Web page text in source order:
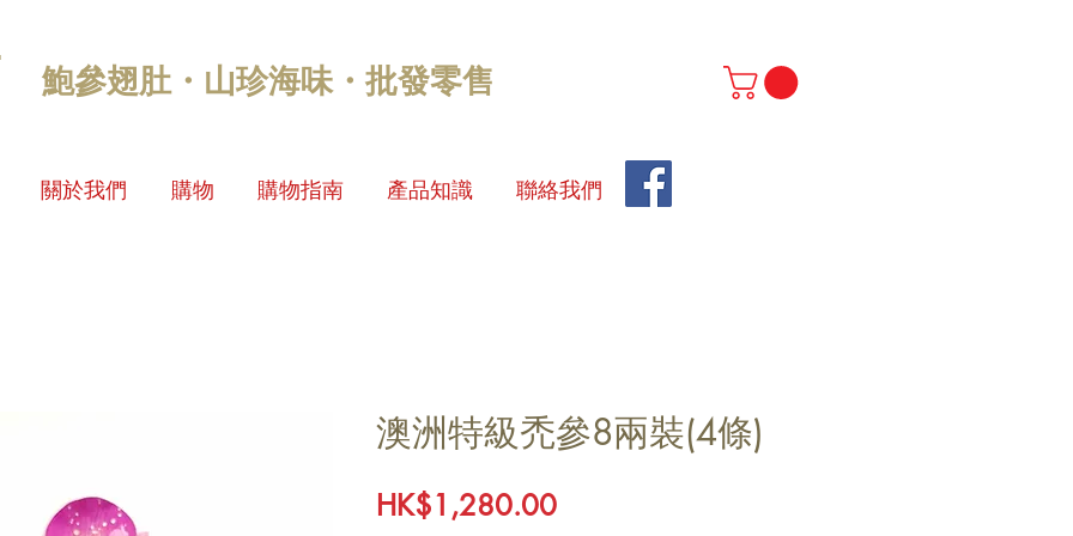
鮑參翅肚・山珍海味・批發零售
關於我們 購物 購物指南 產品知識 聯絡我們
澳洲特級禿參8兩裝(4條)
HK$1,280.00價